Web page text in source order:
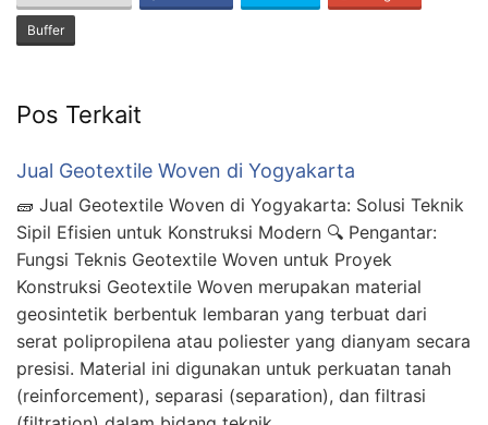
Buffer
Pos Terkait
Jual Geotextile Woven di Yogyakarta
🧱 Jual Geotextile Woven di Yogyakarta: Solusi Teknik
Sipil Efisien untuk Konstruksi Modern 🔍 Pengantar:
Fungsi Teknis Geotextile Woven untuk Proyek
Konstruksi Geotextile Woven merupakan material
geosintetik berbentuk lembaran yang terbuat dari
serat polipropilena atau poliester yang dianyam secara
presisi. Material ini digunakan untuk perkuatan tanah
(reinforcement), separasi (separation), dan filtrasi